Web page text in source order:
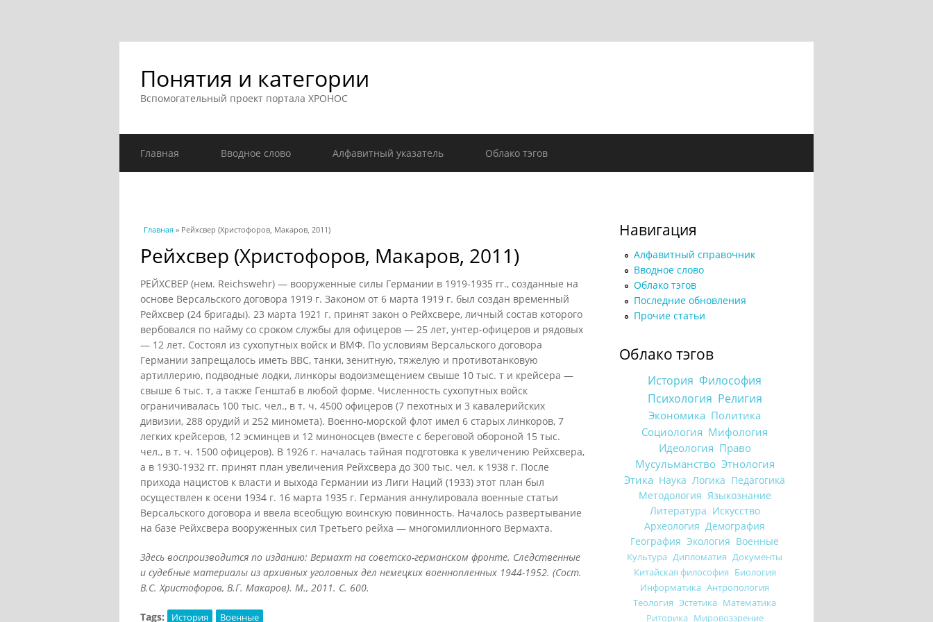
Понятия и категории
Вспомогательный проект портала ХРОНОС
Главная Вводное слово Алфавитный указатель Облако тэгов
Вы здесь
Главная » Рейхсвер (Христофоров, Макаров, 2011)
Рейхсвер (Христофоров, Макаров, 2011)
РЕЙХСВЕР (нем. Reichswehr) — вооруженные силы Германии в 1919-1935 гг., созданные на
основе Версальского договора 1919 г. Законом от 6 марта 1919 г. был создан временный
Рейхсвер (24 бригады). 23 марта 1921 г. принят закон о Рейхсвере, личный состав которого
вербовался по найму со сроком службы для офицеров — 25 лет, унтер-офицеров и рядовых
— 12 лет. Состоял из сухопутных войск и ВМФ. По условиям Версальского договора
Германии запрещалось иметь ВВС, танки, зенитную, тяжелую и противотанковую
артиллерию, подводные лодки, линкоры водоизмещением свыше 10 тыс. т и крейсера —
свыше 6 тыс. т, а также Генштаб в любой форме. Численность сухопутных войск
ограничивалась 100 тыс. чел., в т. ч. 4500 офицеров (7 пехотных и 3 кавалерийских
дивизии, 288 орудий и 252 миномета). Военно-морской флот имел 6 старых линкоров, 7
легких крейсеров, 12 эсминцев и 12 миноносцев (вместе с береговой обороной 15 тыс.
чел., в т. ч. 1500 офицеров). В 1926 г. началась тайная подготовка к увеличению Рейхсвера,
а в 1930-1932 гг. принят план увеличения Рейхсвера до 300 тыс. чел. к 1938 г. После
прихода нацистов к власти и выхода Германии из Лиги Наций (1933) этот план был
осуществлен к осени 1934 г. 16 марта 1935 г. Германия аннулировала военные статьи
Версальского договора и ввела всеобщую воинскую повинность. Началось развертывание
на базе Рейхсвера вооруженных сил Третьего рейха — многомиллионного Вермахта.
Здесь воспроизводится по изданию: Вермахт на советско-германском фронте. Следственные
и судебные материалы из архивных уголовных дел немецких военнопленных 1944-1952. (Сост.
В.С. Христофоров, В.Г. Макаров). М., 2011. С. 600.
Tags: История Военные
Навигация
Алфавитный справочник
Вводное слово
Облако тэгов
Последние обновления
Прочие статьи
Облако тэгов
История Философия
Психология Религия
Экономика Политика
Социология Мифология
Идеология Право
Мусульманство Этнология
Этика Наука Логика Педагогика
Методология Языкознание
Литература Искусство
Археология Демография
География Экология Военные
Культура Дипломатия Документы
Китайская философия Биология
Информатика Антропология
Теология Эстетика Математика
Риторика Мировоззрение